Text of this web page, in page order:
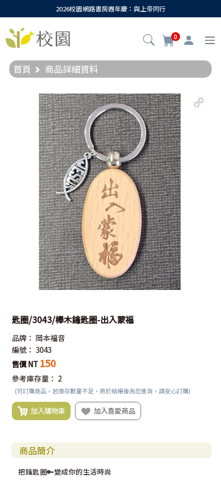
2026校園網路書房週年慶：與上帝同行
0
首頁 商品詳細資料
匙圈/3043/櫸木鑰匙圈-出入蒙福
品牌： 岡本福音
編號： 3043
售價 NT 150
參考庫存量： 2
(可訂購商品，若庫存數量不足，將於結帳後為您進貨，請安心訂購)
加入購物車 加入喜愛商品
商品簡介
把鑰匙圈🔑變成你的生活時尚